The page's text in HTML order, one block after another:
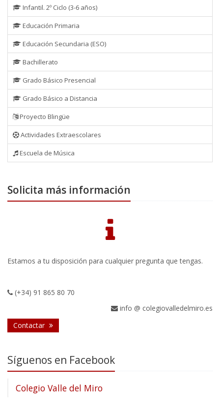
Infantil. 2º Ciclo (3-6 años)
Educación Primaria
Educación Secundaria (ESO)
Bachillerato
Grado Básico Presencial
Grado Básico a Distancia
Proyecto Blingüe
Actividades Extraescolares
Escuela de Música
Solicita más información
Estamos a tu disposición para cualquier pregunta que tengas.
(+34) 91 865 80 70
info @ colegiovalledelmiro.es
Contactar
Síguenos en Facebook
Colegio Valle del Miro